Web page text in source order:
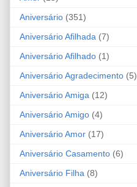
Aniversário (351)
Aniversário Afilhada (7)
Aniversário Afilhado (1)
Aniversário Agradecimento (5)
Aniversário Amiga (12)
Aniversário Amigo (4)
Aniversário Amor (17)
Aniversário Casamento (6)
Aniversário Filha (8)